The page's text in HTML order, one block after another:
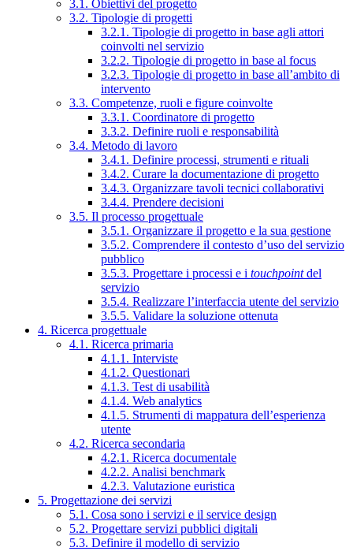
3.1. Obiettivi del progetto
3.2. Tipologie di progetti
3.2.1. Tipologie di progetto in base agli attori
coinvolti nel servizio
3.2.2. Tipologie di progetto in base al focus
3.2.3. Tipologie di progetto in base all’ambito di
intervento
3.3. Competenze, ruoli e figure coinvolte
3.3.1. Coordinatore di progetto
3.3.2. Definire ruoli e responsabilità
3.4. Metodo di lavoro
3.4.1. Definire processi, strumenti e rituali
3.4.2. Curare la documentazione di progetto
3.4.3. Organizzare tavoli tecnici collaborativi
3.4.4. Prendere decisioni
3.5. Il processo progettuale
3.5.1. Organizzare il progetto e la sua gestione
3.5.2. Comprendere il contesto d’uso del servizio
pubblico
3.5.3. Progettare i processi e i touchpointdel
servizio
3.5.4. Realizzare l’interfaccia utente del servizio
3.5.5. Validare la soluzione ottenuta
4. Ricerca progettuale
4.1. Ricerca primaria
4.1.1. Interviste
4.1.2. Questionari
4.1.3. Test di usabilità
4.1.4. Web analytics
4.1.5. Strumenti di mappatura dell’esperienza
utente
4.2. Ricerca secondaria
4.2.1. Ricerca documentale
4.2.2. Analisi benchmark
4.2.3. Valutazione euristica
5. Progettazione dei servizi
5.1. Cosa sono i servizi e il service design
5.2. Progettare servizi pubblici digitali
5.3. Definire il modello di servizio